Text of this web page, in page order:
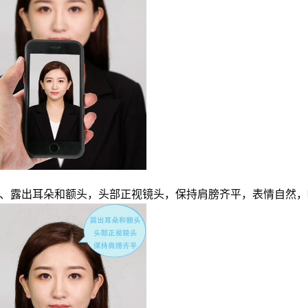
、露出耳朵和额头，头部正视镜头，保持肩膀齐平，表情自然，